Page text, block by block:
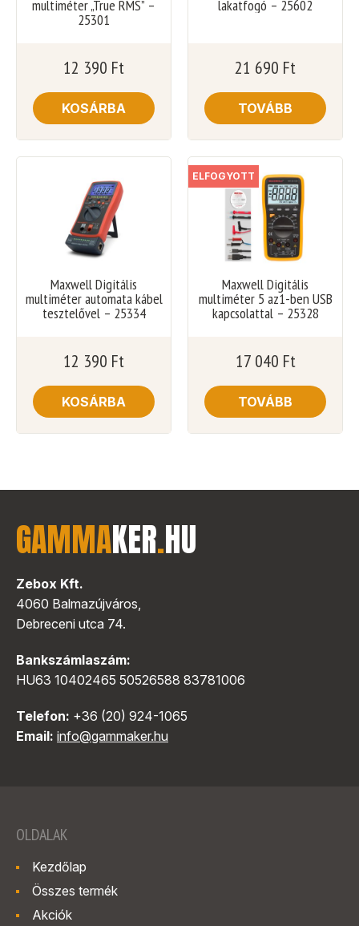
multiméter „True RMS” –
25301
12 390 Ft
KOSÁRBA
lakatfogó – 25602
21 690 Ft
TOVÁBB
Maxwell Digitális
multiméter automata kábel
tesztelővel – 25334
12 390 Ft
KOSÁRBA
ELFOGYOTT
Maxwell Digitális
multiméter 5 az1-ben USB
kapcsolattal – 25328
17 040 Ft
TOVÁBB
GAMMAKER.HU
Zebox Kft.
4060 Balmazújváros,
Debreceni utca 74.
Bankszámlaszám:
HU63 10402465 50526588 83781006
Telefon: +36 (20) 924-1065
Email: info@gammaker.hu
OLDALAK
Kezdőlap
Összes termék
Akciók